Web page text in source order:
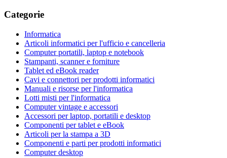
Categorie
Informatica
Articoli informatici per l'ufficio e cancelleria
Computer portatili, laptop e notebook
Stampanti, scanner e forniture
Tablet ed eBook reader
Cavi e connettori per prodotti informatici
Manuali e risorse per l'informatica
Lotti misti per l'informatica
Computer vintage e accessori
Accessori per laptop, portatili e desktop
Componenti per tablet e eBook
Articoli per la stampa a 3D
Componenti e parti per prodotti informatici
Computer desktop